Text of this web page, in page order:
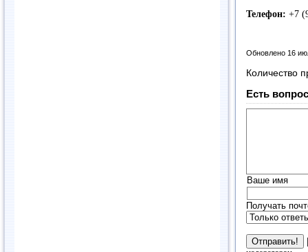
Телефон: +7
Обновлено 16
Количество
Есть
Ваше имя
Получать